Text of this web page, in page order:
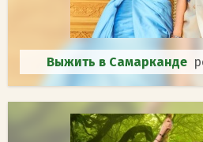
Выжить в Самарканде